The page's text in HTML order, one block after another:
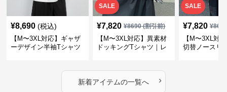
¥8,690 (税込)
【M〜3XL対応】ギャザ
ーデザイン半袖Tシャツ
SALE
¥7,820 ¥8690(割引前)
【M〜3XL対応】異素材
ドッキングTシャツ｜レ
カバー・大人モード
SALE
¥7,820 ¥
【M〜3XL対
切替ノースリ
新着アイテムの一覧へ ›